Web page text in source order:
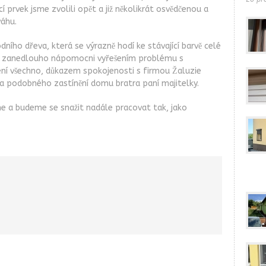
prvek jsme zvolili opět a již několikrát osvědčenou a
dřeva, která se výrazně hodí ke stávající barvě celé
nápomocni vyřešením problému s
všechno, důkazem spokojenosti s firmou Žaluzie
podobného zastínění domu bratra paní majitelky.
a budeme se snažit nadále pracovat tak, jako